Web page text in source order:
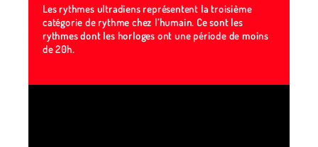
Les rythmes ultradiens représentent la troisième
catégorie de rythme chez l’humain. Ce sont les
rythmes dont les horloges ont une période de moins
de 20h.